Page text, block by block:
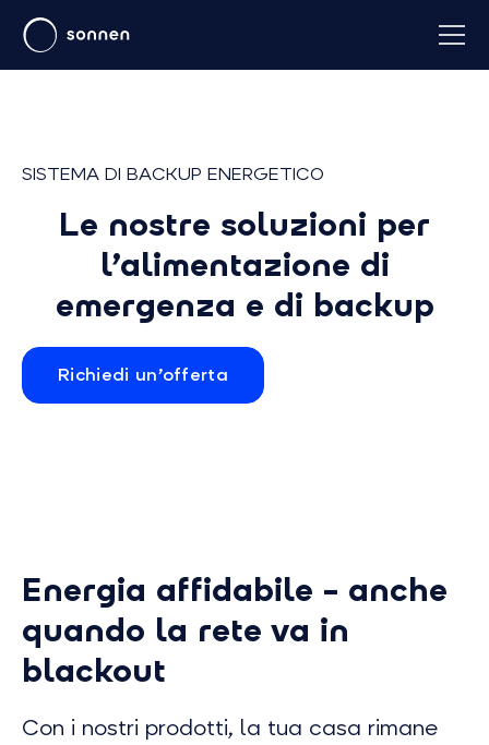
SISTEMA DI BACKUP ENERGETICO
Le nostre soluzioni per
l’alimentazione di
emergenza e di backup
Richiedi un’offerta
Energia affidabile – anche
quando la rete va in
blackout
Con i nostri prodotti, la tua casa rimane